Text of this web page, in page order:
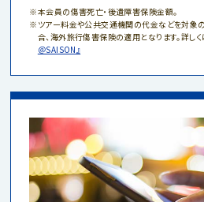
本会員の傷害死亡・後遺障害保険金額。
ツアー料金や公共交通機関の代金などを対象
合、海外旅行傷害保険の適用となります。詳しく
＠SAISON』